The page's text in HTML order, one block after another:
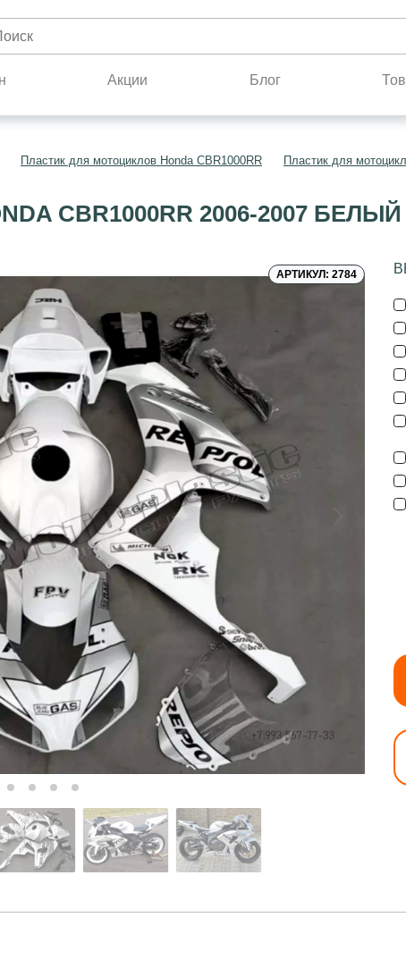
Акции Блог
Пластик для мотоциклов Honda CBR1000RR Пластик для
CBR1000RR 2006-2007
АРТИКУЛ: 2784